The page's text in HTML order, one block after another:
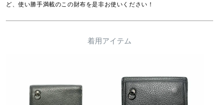
ど、使い勝手満載のこの財布を是非お使いください！
着用アイテム